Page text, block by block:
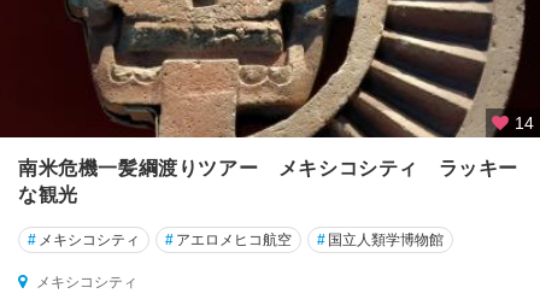
パ
ン
ル
14
南米危機一髪綱渡りツアー メキシコシティ ラッキー
な観光
# メキシコシティ # アエロメヒコ航空 # 国立人類学博物館
メキシコシティ